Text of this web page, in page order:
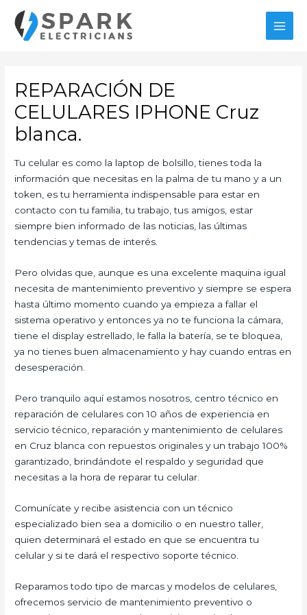
contenido
REPARACIÓN DE
CELULARES IPHONE Cruz
blanca.
Tu celular es como la laptop de bolsillo, tienes toda la
información que necesitas en la palma de tu mano y a un
token, es tu herramienta indispensable para estar en
contacto con tu familia, tu trabajo, tus amigos, estar
siempre bien informado de las noticias, las últimas
tendencias y temas de interés.
Pero olvidas que, aunque es una excelente maquina igual
necesita de mantenimiento preventivo y siempre se espera
hasta último momento cuando ya empieza a fallar el
sistema operativo y entonces ya no te funciona la cámara,
tiene el display estrellado, le falla la batería, se te bloquea,
ya no tienes buen almacenamiento y hay cuando entras en
desesperación.
Pero tranquilo aquí estamos nosotros, centro técnico en
reparación de celulares con 10 años de experiencia en
servicio técnico, reparación y mantenimiento de celulares
en Cruz blanca con repuestos originales y un trabajo 100%
garantizado, brindándote el respaldo y seguridad que
necesitas a la hora de reparar tu celular.
Comunícate y recibe asistencia con un técnico
especializado bien sea a domicilio o en nuestro taller,
quien determinará el estado en que se encuentra tu
celular y si te dará el respectivo soporte técnico.
Reparamos todo tipo de marcas y modelos de celulares,
ofrecemos servicio de mantenimiento preventivo o